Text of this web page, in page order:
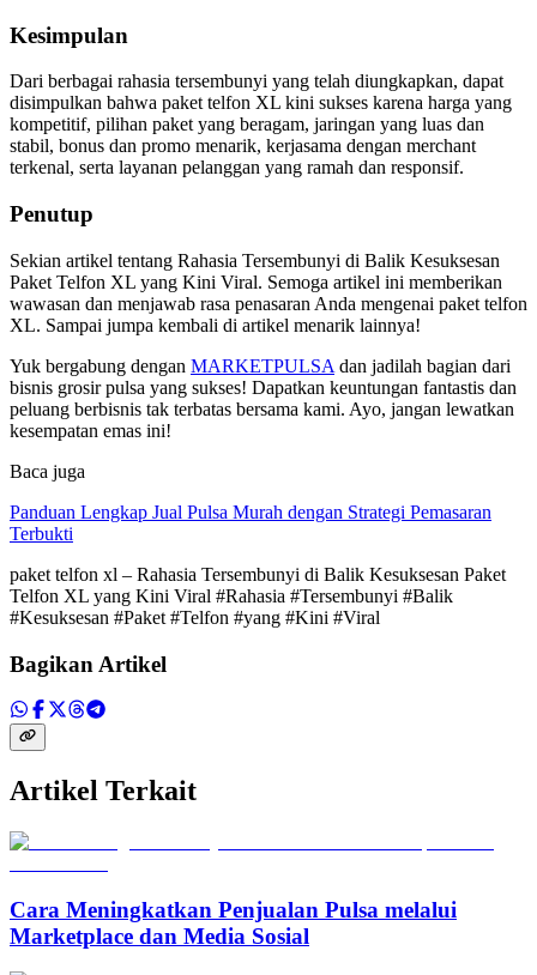
Kesimpulan
Dari berbagai rahasia tersembunyi yang telah diungkapkan, dapat
disimpulkan bahwa paket telfon XL kini sukses karena harga yang
kompetitif, pilihan paket yang beragam, jaringan yang luas dan
stabil, bonus dan promo menarik, kerjasama dengan merchant
terkenal, serta layanan pelanggan yang ramah dan responsif.
Penutup
Sekian artikel tentang Rahasia Tersembunyi di Balik Kesuksesan
Paket Telfon XL yang Kini Viral. Semoga artikel ini memberikan
wawasan dan menjawab rasa penasaran Anda mengenai paket telfon
XL. Sampai jumpa kembali di artikel menarik lainnya!
Yuk bergabung dengan MARKETPULSA dan jadilah bagian dari
bisnis grosir pulsa yang sukses! Dapatkan keuntungan fantastis dan
peluang berbisnis tak terbatas bersama kami. Ayo, jangan lewatkan
kesempatan emas ini!
Baca juga
Panduan Lengkap Jual Pulsa Murah dengan Strategi Pemasaran
Terbukti
paket telfon xl – Rahasia Tersembunyi di Balik Kesuksesan Paket
Telfon XL yang Kini Viral #Rahasia #Tersembunyi #Balik
#Kesuksesan #Paket #Telfon #yang #Kini #Viral
Bagikan Artikel
Artikel Terkait
Cara Meningkatkan Penjualan Pulsa melalui
Marketplace dan Media Sosial